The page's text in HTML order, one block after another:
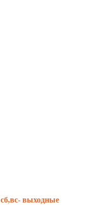
сб,вс- выходные